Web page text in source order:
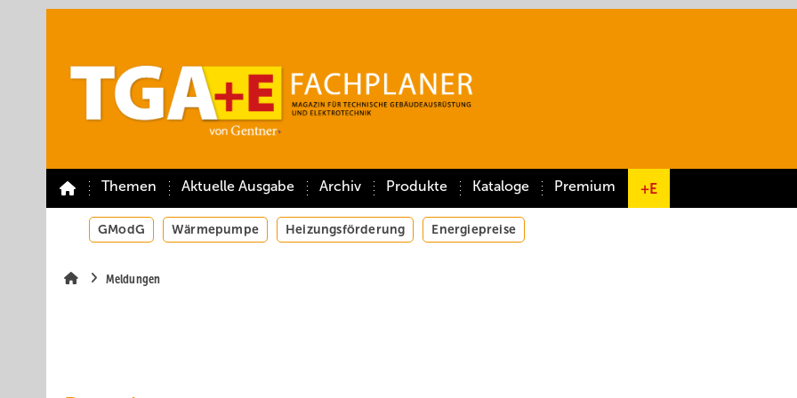
Themen Aktuelle Ausgabe Archiv Produkte Kataloge Premium +E
GModG Wärmepumpe Heizungsförderung Energiepreise
Meldungen